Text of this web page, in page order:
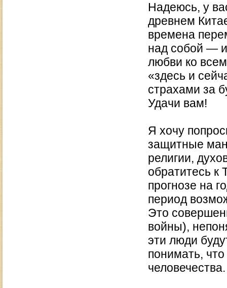
Надеюсь, у
древнем
времена
над собой —
любви ко
«здесь и
страхами за
Удачи вам!
Я хочу
защитные
религии,
обратитесь к
прогнозе на
период
Это
войны),
эти люди
понимать,
человечества.